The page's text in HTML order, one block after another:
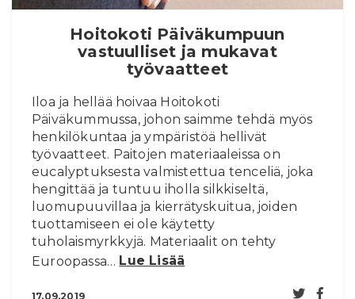
Hoitokoti Päiväkumpuun
vastuulliset ja mukavat
työvaatteet
Iloa ja hellää hoivaa Hoitokoti
Päiväkummussa, johon saimme tehdä myös
henkilökuntaa ja ympäristöä hellivät
työvaatteet. Paitojen materiaaleissa on
eucalyptuksesta valmistettua tenceliä, joka
hengittää ja tuntuu iholla silkkiseltä,
luomupuuvillaa ja kierrätyskuitua, joiden
tuottamiseen ei ole käytetty
tuholaismyrkkyjä. Materiaalit on tehty
Euroopassa… Lue Lisää
17.09.2019